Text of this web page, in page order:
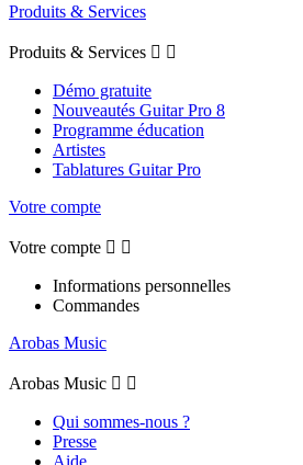
Produits & Services
Produits & Services  
Démo gratuite
Nouveautés Guitar Pro 8
Programme éducation
Artistes
Tablatures Guitar Pro
Votre compte
Votre compte  
Informations personnelles
Commandes
Arobas Music
Arobas Music  
Qui sommes-nous ?
Presse
Aide